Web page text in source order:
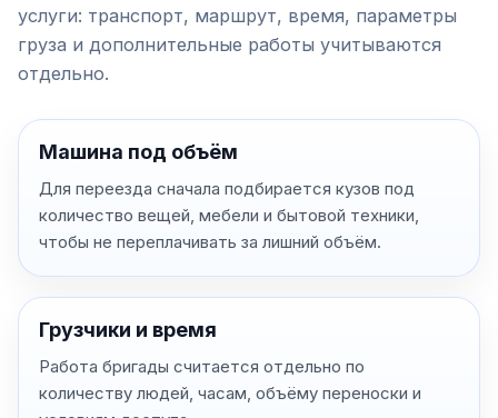
услуги: транспорт, маршрут, время, параметры
груза и дополнительные работы учитываются
отдельно.
Машина под объём
Для переезда сначала подбирается кузов под
количество вещей, мебели и бытовой техники,
чтобы не переплачивать за лишний объём.
Грузчики и время
Работа бригады считается отдельно по
количеству людей, часам, объёму переноски и